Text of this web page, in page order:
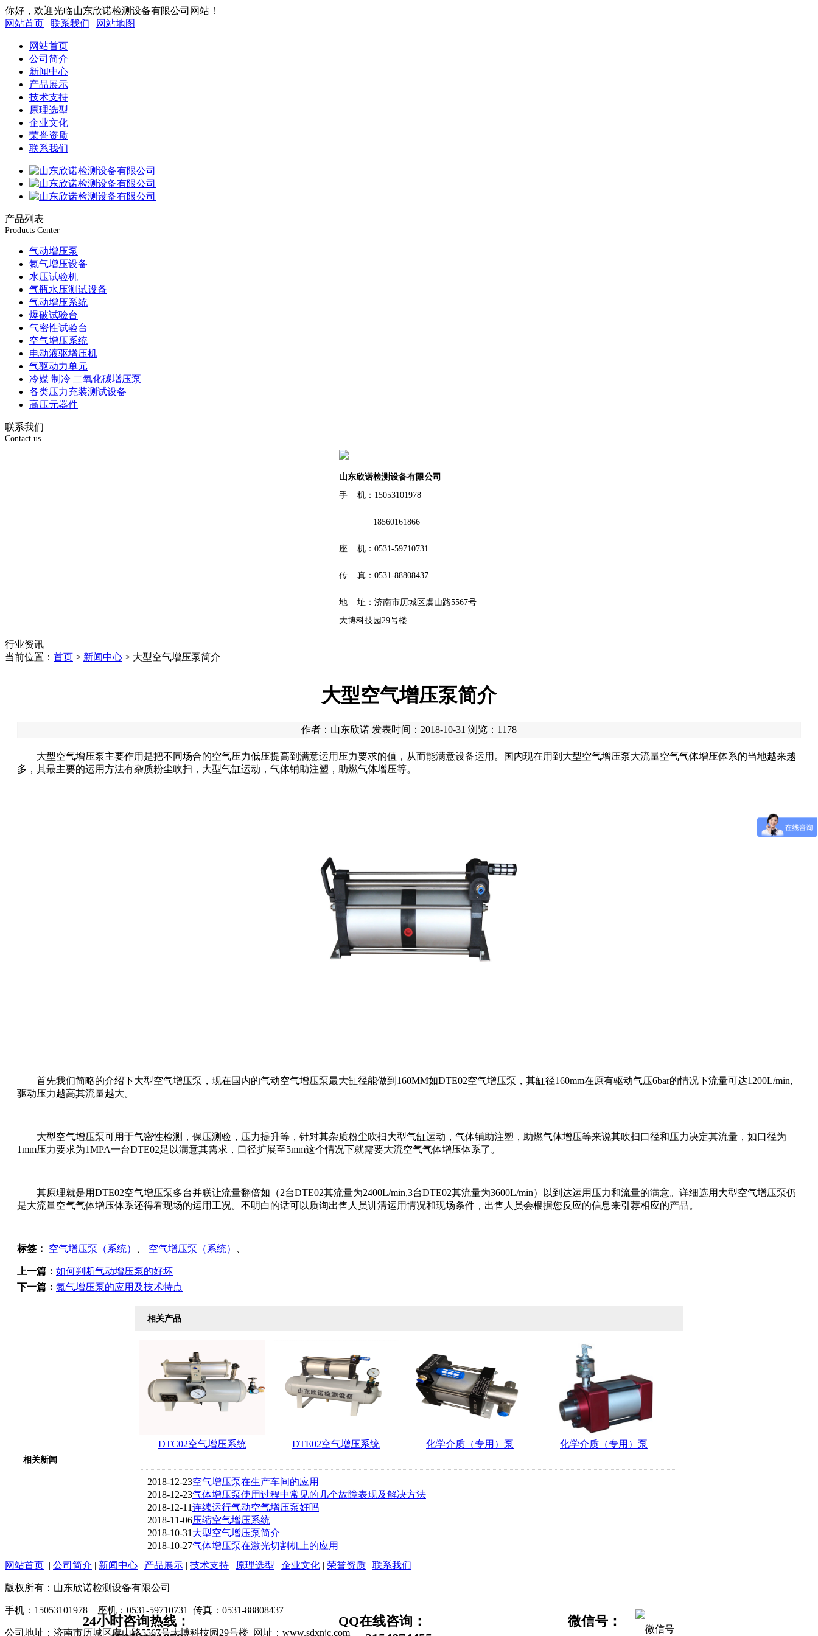
你好，欢迎光临山东欣诺检测设备有限公司网站！
网站首页 | 联系我们 | 网站地图
网站首页
公司简介
新闻中心
产品展示
技术支持
原理选型
企业文化
荣誉资质
联系我们
产品列表
Products Center
气动增压泵
氮气增压设备
水压试验机
气瓶水压测试设备
气动增压系统
爆破试验台
气密性试验台
空气增压系统
电动液驱增压机
气驱动力单元
冷媒 制冷 二氧化碳增压泵
各类压力充装测试设备
高压元器件
联系我们
Contact us
山东欣诺检测设备有限公司
手 机：15053101978
18560161866
座 机：0531-59710731
传 真：0531-88808437
地 址：济南市历城区虞山路5567号
大博科技园29号楼
行业资讯
当前位置： 首页 > 新闻中心 > 大型空气增压泵简介
大型空气增压泵简介
作者：山东欣诺 发表时间：2018-10-31 浏览： 1178
大型空气增压泵主要作用是把不同场合的空气压力低压提高到满意运用压力要求的值，从而能满意设备运用。国内现在用到大型空气增压泵大流量空气气体增压体系的当地越来越
多，其最主要的运用方法有杂质粉尘吹扫，大型气缸运动，气体铺助注塑，助燃气体增压等。
首先我们简略的介绍下大型空气增压泵，现在国内的气动空气增压泵最大缸径能做到160MM如DTE02空气增压泵，其缸径160mm在原有驱动气压6bar的情况下流量可达1200L/min,
驱动压力越高其流量越大。
大型空气增压泵可用于气密性检测，保压测验，压力提升等，针对其杂质粉尘吹扫大型气缸运动，气体铺助注塑，助燃气体增压等来说其吹扫口径和压力决定其流量，如口径为
1mm压力要求为1MPA一台DTE02足以满意其需求，口径扩展至5mm这个情况下就需要大流空气气体增压体系了。
其原理就是用DTE02空气增压泵多台并联让流量翻倍如（2台DTE02其流量为2400L/min,3台DTE02其流量为3600L/min）以到达运用压力和流量的满意。详细选用大型空气增压泵仍
是大流量空气气体增压体系还得看现场的运用工况。不明白的话可以质询出售人员讲清运用情况和现场条件，出售人员会根据您反应的信息来引荐相应的产品。
标签： 空气增压泵（系统） 、 空气增压泵（系统） 、
上一篇： 如何判断气动增压泵的好坏
下一篇： 氮气增压泵的应用及技术特点
相关产品
DTC02空气增压系统 DTE02空气增压系统 化学介质（专用）泵 化学介质（专用）泵
相关新闻
2018-12-23空气增压泵在生产车间的应用
2018-12-23气体增压泵使用过程中常见的几个故障表现及解决方法
2018-12-11连续运行气动空气增压泵好吗
2018-11-06压缩空气增压系统
2018-10-31大型空气增压泵简介
2018-10-27气体增压泵在激光切割机上的应用
网站首页 | 公司简介 | 新闻中心 | 产品展示 | 技术支持 | 原理选型 | 企业文化 | 荣誉资质 | 联系我们
版权所有：山东欣诺检测设备有限公司
手机：15053101978 座机：0531-59710731 传真：0531-88808437
公司地址：济南市历城区虞山路5567号大博科技园29号楼 网址：www.sdxnjc.com
24小时咨询热线：
QQ在线咨询：
微信号：